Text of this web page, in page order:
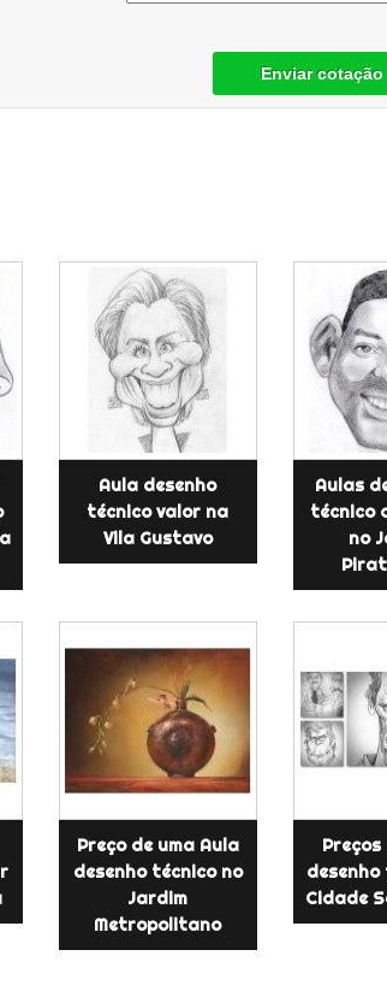
Enviar cotação
Aula desenho
técnico valor na
Vila Gustavo
Aulas
técnico
no
Preço de uma Aula
desenho técnico no
Jardim
Metropolitano
Cidade